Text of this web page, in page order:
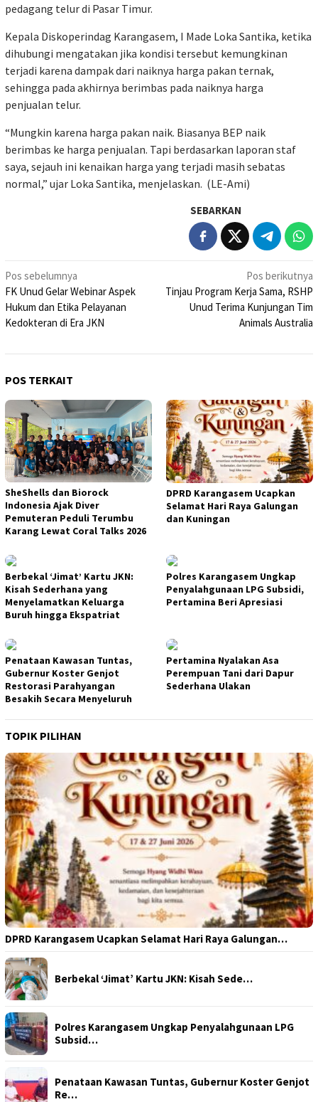
pedagang telur di Pasar Timur.
Kepala Diskoperindag Karangasem, I Made Loka Santika, ketika
dihubungi mengatakan jika kondisi tersebut kemungkinan
terjadi karena dampak dari naiknya harga pakan ternak,
sehingga pada akhirnya berimbas pada naiknya harga
penjualan telur.
“Mungkin karena harga pakan naik. Biasanya BEP naik
berimbas ke harga penjualan. Tapi berdasarkan laporan staf
saya, sejauh ini kenaikan harga yang terjadi masih sebatas
normal,” ujar Loka Santika, menjelaskan. (LE-Ami)
SEBARKAN
Navigasi
pos
Pos sebelumnya
FK Unud Gelar Webinar Aspek
Hukum dan Etika Pelayanan
Kedokteran di Era JKN
Pos berikutnya
Tinjau Program Kerja Sama, RSHP
Unud Terima Kunjungan Tim
Animals Australia
POS TERKAIT
SheShells dan Biorock
Indonesia Ajak Diver
Pemuteran Peduli Terumbu
Karang Lewat Coral Talks 2026
DPRD Karangasem Ucapkan
Selamat Hari Raya Galungan
dan Kuningan
Berbekal ‘Jimat’ Kartu JKN:
Kisah Sederhana yang
Menyelamatkan Keluarga
Buruh hingga Ekspatriat
Polres Karangasem Ungkap
Penyalahgunaan LPG Subsidi,
Pertamina Beri Apresiasi
Penataan Kawasan Tuntas,
Gubernur Koster Genjot
Restorasi Parahyangan
Besakih Secara Menyeluruh
Pertamina Nyalakan Asa
Perempuan Tani dari Dapur
Sederhana Ulakan
TOPIK PILIHAN
DPRD Karangasem Ucapkan Selamat Hari Raya Galungan…
Berbekal ‘Jimat’ Kartu JKN: Kisah Sede…
Polres Karangasem Ungkap Penyalahgunaan LPG
Subsid…
Penataan Kawasan Tuntas, Gubernur Koster Genjot
Re…